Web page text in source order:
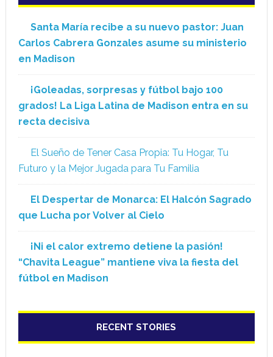
Santa María recibe a su nuevo pastor: Juan
Carlos Cabrera Gonzales asume su ministerio
en Madison
¡Goleadas, sorpresas y fútbol bajo 100
grados! La Liga Latina de Madison entra en su
recta decisiva
El Sueño de Tener Casa Propia: Tu Hogar, Tu
Futuro y la Mejor Jugada para Tu Familia
El Despertar de Monarca: El Halcón Sagrado
que Lucha por Volver al Cielo
¡Ni el calor extremo detiene la pasión!
“Chavita League” mantiene viva la fiesta del
fútbol en Madison
RECENT STORIES